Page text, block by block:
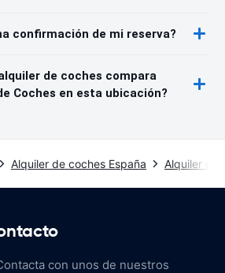
confirmación de mi reserva?
de coches compara
Coches en esta ubicación?
Alquiler de coches España Alquiler de
con unos de nuestros